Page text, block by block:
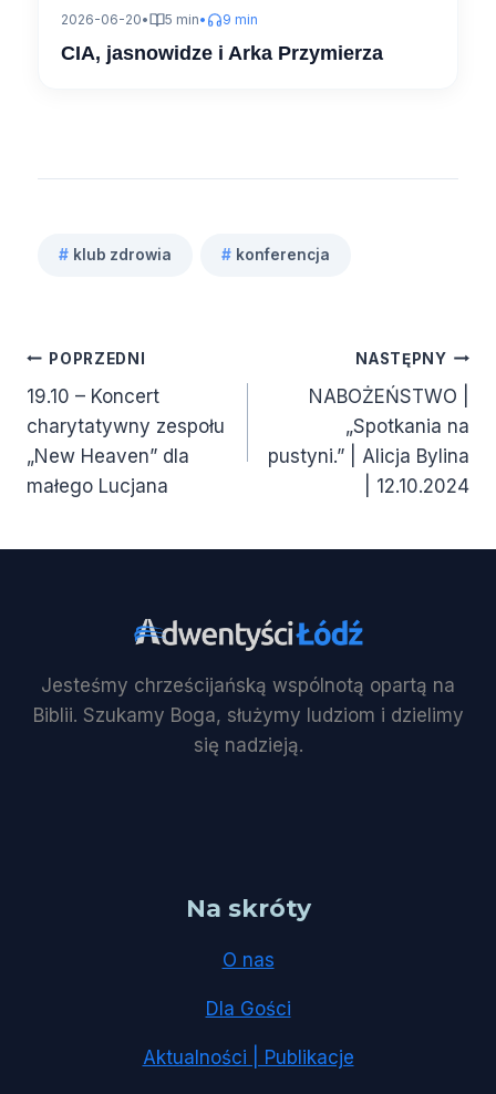
2026-06-20• 5 min• 9 min
CIA, jasnowidze i Arka Przymierza
Tagi
# klub zdrowia # konferencja
Nawigacja
wpisu
POPRZEDNI
19.10 – Koncert
charytatywny zespołu
„New Heaven” dla
małego Lucjana
NASTĘPNY
NABOŻEŃSTWO |
„Spotkania na
pustyni.” | Alicja Bylina
| 12.10.2024
Jesteśmy chrześcijańską wspólnotą opartą na
Biblii. Szukamy Boga, służymy ludziom i dzielimy
się nadzieją.
Na skróty
O nas
Dla Gości
Aktualności | Publikacje